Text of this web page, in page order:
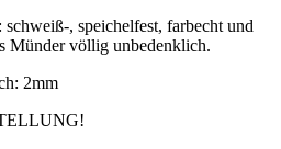
, speichelfest, farbecht und
Münder völlig unbedenklich.
2mm